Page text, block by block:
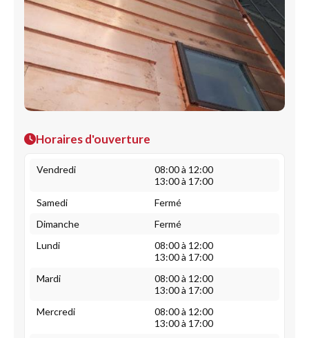
Horaires d'ouverture
Vendredi
08:00 à 12:00
13:00 à 17:00
Samedi
Fermé
Dimanche
Fermé
Lundi
08:00 à 12:00
13:00 à 17:00
Mardi
08:00 à 12:00
13:00 à 17:00
Mercredi
08:00 à 12:00
13:00 à 17:00